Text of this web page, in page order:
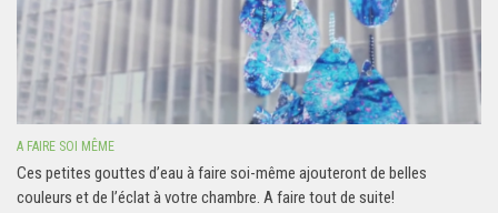
A FAIRE SOI MÊME
Ces petites gouttes d’eau à faire soi-même ajouteront de belles
couleurs et de l’éclat à votre chambre. A faire tout de suite!